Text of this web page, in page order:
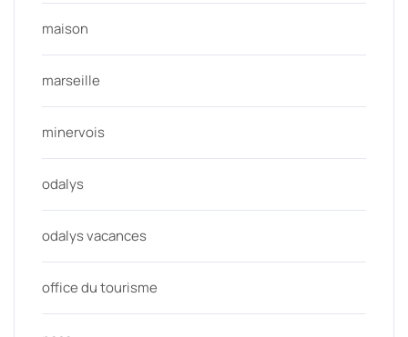
maison
marseille
minervois
odalys
odalys vacances
office du tourisme